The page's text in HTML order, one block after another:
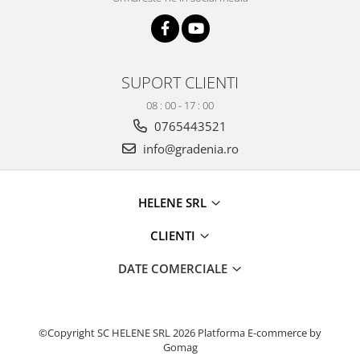
Produse pentru constructii
Scule si accesorii pneumatice
Scule electrice
Aeroterme si tunuri de caldura
Capsatoare electrice
Ciocane electro-pneumatice
SUPORT CLIENTI
08 : 00 - 17 : 00
0765443521
info@gradenia.ro
HELENE SRL
CLIENTI
DATE COMERCIALE
©Copyright SC HELENE SRL 2026 Platforma E-commerce by
Gomag